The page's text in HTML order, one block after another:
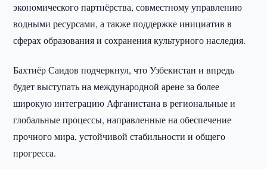
экономического партнёрства, совместному управлению
водными ресурсами, а также поддержке инициатив в
сферах образования и сохранения культурного наследия.
Бахтиёр Саидов подчеркнул, что Узбекистан и впредь
будет выступать на международной арене за более
широкую интеграцию Афганистана в региональные и
глобальные процессы, направленные на обеспечение
прочного мира, устойчивой стабильности и общего
прогресса.